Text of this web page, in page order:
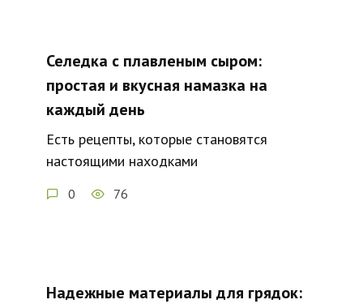
Селедка с плавленым сыром:
простая и вкусная намазка на
каждый день
Есть рецепты, которые становятся
настоящими находками
0 76
Надежные материалы для грядок: